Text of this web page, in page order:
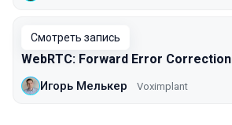
Смотреть запись
WebRTC: Forward Error Correction
Игорь Мелькер Voximplant